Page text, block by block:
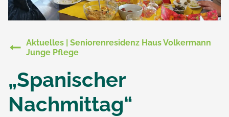
Aktuelles | Seniorenresidenz Haus Volkermann
Junge Pflege
„Spanischer
Nachmittag“